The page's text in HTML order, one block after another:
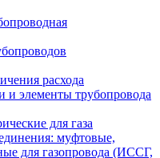
расхода
и элементы трубопровода
для газа
муфтовые,
для газопровода (ИССГ,